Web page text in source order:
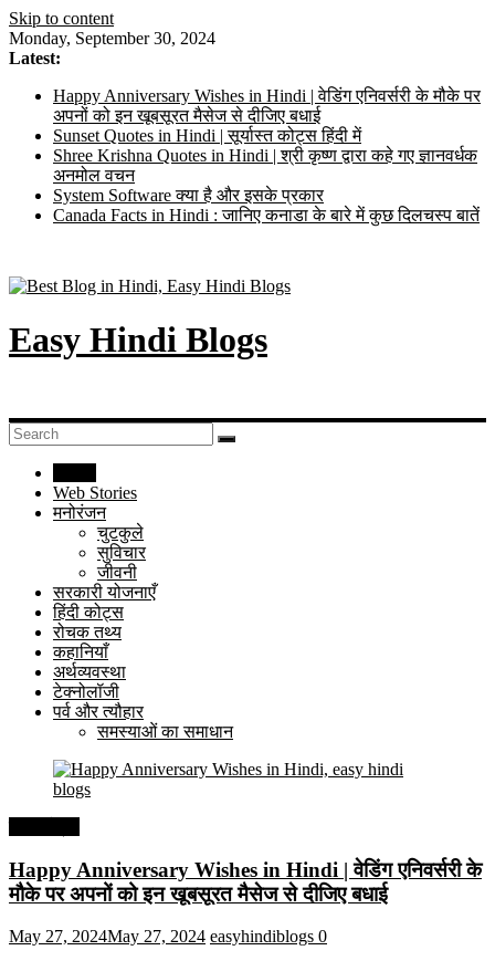
Skip to content
Monday, September 30, 2024
Latest:
Happy Anniversary Wishes in Hindi | वेडिंग एनिवर्सरी के मौके पर
अपनों को इन खूबसूरत मैसेज से दीजिए बधाई
Sunset Quotes in Hindi | सूर्यास्त कोट्स हिंदी में
Shree Krishna Quotes in Hindi | श्री कृष्ण द्वारा कहे गए ज्ञानवर्धक
अनमोल वचन
System Software क्या है और इसके प्रकार
Canada Facts in Hindi : जानिए कनाडा के बारे में कुछ दिलचस्प बातें
Easy Hindi Blogs
Web Stories
मनोरंजन
चुटकुले
सुविचार
जीवनी
सरकारी योजनाएँ
हिंदी कोट्स
रोचक तथ्य
कहानियाँ
अर्थव्यवस्था
टेक्नोलॉजी
पर्व और त्यौहार
समस्याओं का समाधान
Happy Anniversary Wishes in Hindi | वेडिंग एनिवर्सरी के
मौके पर अपनों को इन खूबसूरत मैसेज से दीजिए बधाई
May 27, 2024May 27, 2024 easyhindiblogs 0